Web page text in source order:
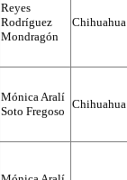
Reyes
Rodríguez
Mondragón
Chihuahua
Mónica Aralí
Soto Fregoso
Chihuahua